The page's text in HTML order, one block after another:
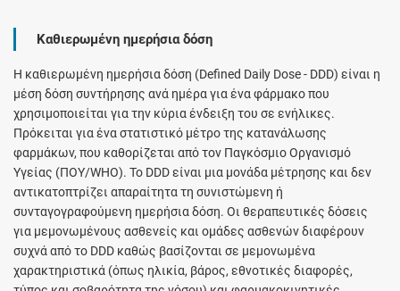
Καθιερωμένη ημερήσια δόση
H καθιερωμένη ημερήσια δόση (Defined Daily Dose - DDD) είναι η
μέση δόση συντήρησης ανά ημέρα για ένα φάρμακο που
χρησιμοποιείται για την κύρια ένδειξη του σε ενήλικες.
Πρόκειται για ένα στατιστικό μέτρο της κατανάλωσης
φαρμάκων, που καθορίζεται από τον Παγκόσμιο Οργανισμό
Υγείας (ΠΟΥ/WHO). Το DDD είναι μια μονάδα μέτρησης και δεν
αντικατοπτρίζει απαραίτητα τη συνιστώμενη ή
συνταγογραφούμενη ημερήσια δόση. Οι θεραπευτικές δόσεις
για μεμονωμένους ασθενείς και ομάδες ασθενών διαφέρουν
συχνά από το DDD καθώς βασίζονται σε μεμονωμένα
χαρακτηριστικά (όπως ηλικία, βάρος, εθνοτικές διαφορές,